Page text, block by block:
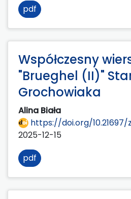
pdf
Współczesny
"Brueghel (II)"
Grochowiaka
Alina Biała
https://doi.org/10.21697/
2025-12-15
pdf